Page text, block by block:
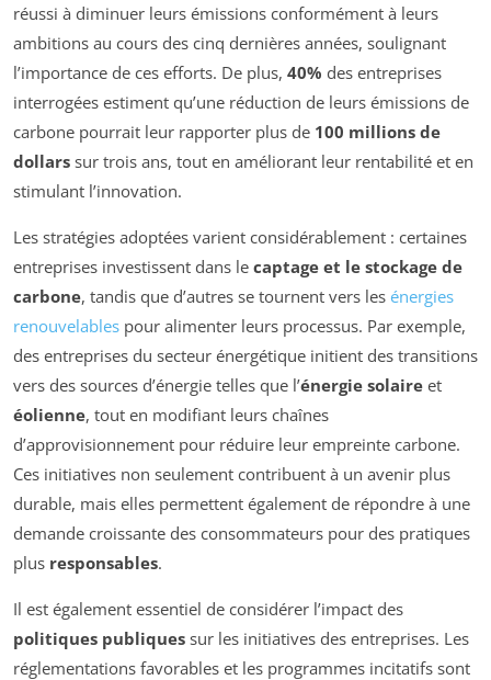
réussi à diminuer leurs émissions conformément à leurs
ambitions au cours des cinq dernières années, soulignant
l’importance de ces efforts. De plus, 40% des entreprises
interrogées estiment qu’une réduction de leurs émissions de
carbone pourrait leur rapporter plus de 100 millions de
dollars sur trois ans, tout en améliorant leur rentabilité et en
stimulant l’innovation.
Les stratégies adoptées varient considérablement : certaines
entreprises investissent dans le captage et le stockage de
carbone, tandis que d’autres se tournent vers les énergies
renouvelables pour alimenter leurs processus. Par exemple,
des entreprises du secteur énergétique initient des transitions
vers des sources d’énergie telles que l’énergie solaire et
éolienne, tout en modifiant leurs chaînes
d’approvisionnement pour réduire leur empreinte carbone.
Ces initiatives non seulement contribuent à un avenir plus
durable, mais elles permettent également de répondre à une
demande croissante des consommateurs pour des pratiques
plus responsables.
Il est également essentiel de considérer l’impact des
politiques publiques sur les initiatives des entreprises. Les
réglementations favorables et les programmes incitatifs sont